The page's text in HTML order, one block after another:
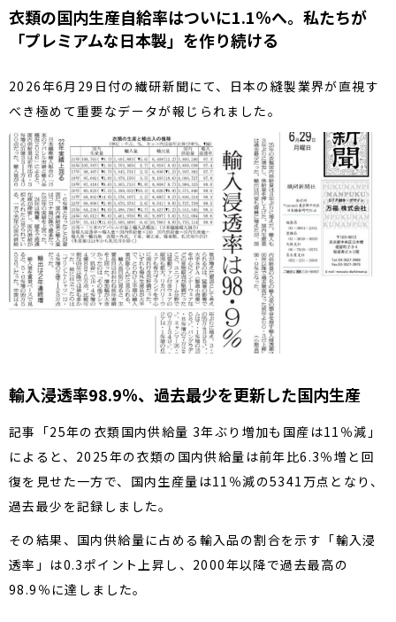
衣類の国内生産自給率はついに1.1％へ。私たちが
「プレミアムな日本製」を作り続ける
2026年6月29日付の繊研新聞にて、日本の縫製業界が直視す
べき極めて重要なデータが報じられました。
輸入浸透率98.9％、過去最少を更新した国内生産
記事「25年の衣類国内供給量 3年ぶり増加も国産は11％減」
によると、2025年の衣類の国内供給量は前年比6.3％増と回
復を見せた一方で、国内生産量は11％減の5341万点となり、
過去最少を記録しました。
その結果、国内供給量に占める輸入品の割合を示す「輸入浸
透率」は0.3ポイント上昇し、2000年以降で過去最高の
98.9％に達しました。